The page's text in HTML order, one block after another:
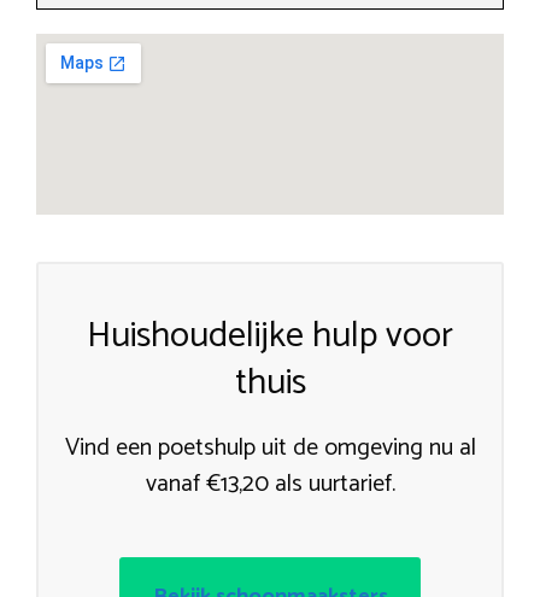
Huishoudelijke hulp voor
thuis
Vind een poetshulp uit de omgeving nu al
vanaf €13,20 als uurtarief.